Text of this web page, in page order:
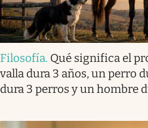
Filosofía. Qué significa el
valla dura 3 años, un perro
dura 3 perros y un hombre